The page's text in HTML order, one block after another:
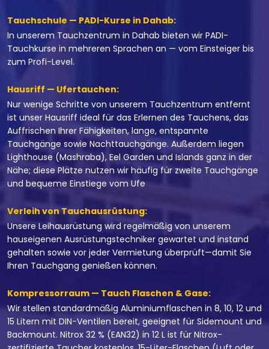
Tauchschule — PADI-Kurse in Dahab:
In unserem Tauchzentrum in Dahab bieten wir PADI-
Tauchkurse in mehreren Sprachen an — vom Einsteiger bis
zum Profi-Level.
Hausriff — Ufertauchen:
Nur wenige Schritte von unserem Tauchzentrum entfernt
ist unser Hausriff ideal für das Erlernen des Tauchens, das
Auffrischen Ihrer Fähigkeiten, lange, entspannte
Tauchgänge sowie Nachttauchgänge. Außerdem liegen
Lighthouse (Mashraba), Eel Garden und Islands ganz in der
Nähe; diese Plätze nutzen wir häufig für zweite Tauchgänge
und bequeme Einstiege vom Ufe
Verleih von Tauchausrüstung:
Unsere Leihausrüstung wird regelmäßig von unserem
hauseigenen Ausrüstungstechniker gewartet und instand
gehalten sowie vor jeder Vermietung überprüft—damit Sie
Ihren Tauchgang genießen können.
Kompressorraum — Tauch Flaschen & Gase:
Wir stellen standardmäßig Aluminiumflaschen in 8, 10, 12 und
15 Litern mit DIN-Ventilen bereit, geeignet für Sidemount und
Backmount. Nitrox 32 % (EAN32) in 12 L ist für Nitrox-